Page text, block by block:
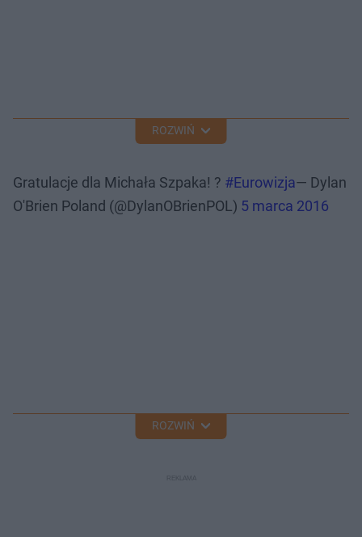
ROZWIŃ
Gratulacje dla Michała Szpaka! ? #Eurowizja— Dylan
O'Brien Poland (@DylanOBrienPOL) 5 marca 2016
ROZWIŃ